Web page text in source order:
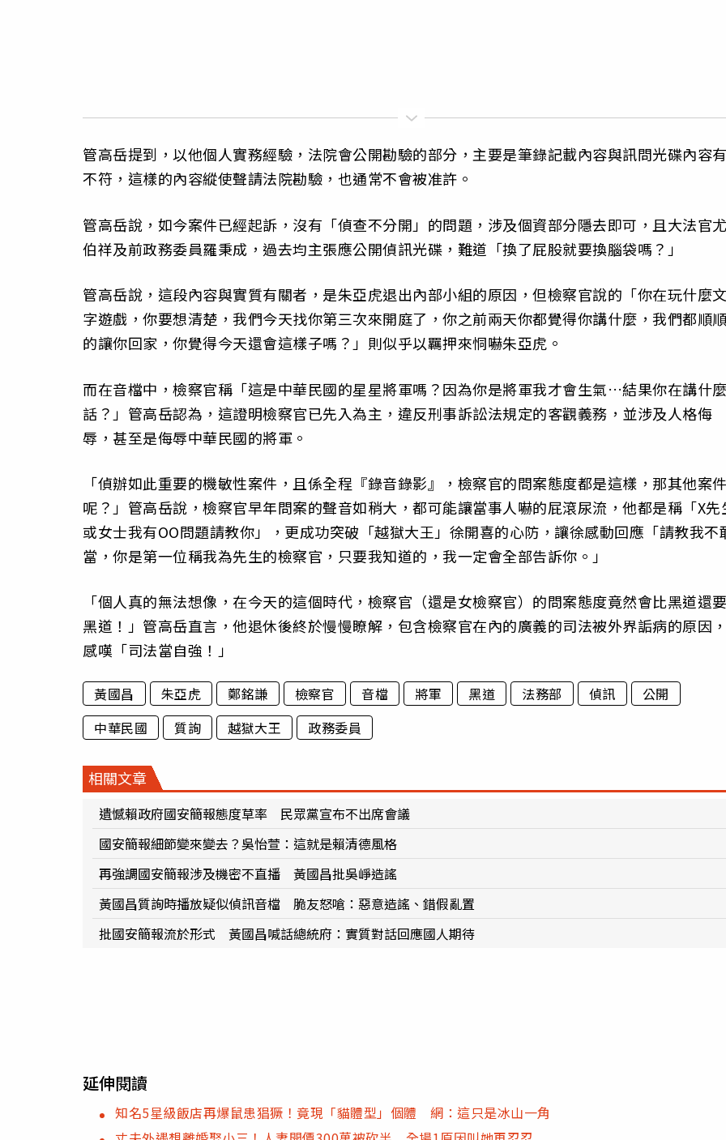
管高岳提到，以他個人實務經驗，法院會公開勘驗的部分，主要是筆錄記載內容與訊問光碟內容
不符，這樣的內容縱使聲請法院勘驗，也通常不會被准許。
管高岳說，如今案件已經起訴，沒有「偵查不分開」的問題，涉及個資部分隱去即可，且大法官
伯祥及前政務委員羅秉成，過去均主張應公開偵訊光碟，難道「換了屁股就要換腦袋嗎？」
管高岳說，這段內容與實質有關者，是朱亞虎退出內部小組的原因，但檢察官說的「你在玩什麼
字遊戲，你要想清楚，我們今天找你第三次來開庭了，你之前兩天你都覺得你講什麼，我們都順
的讓你回家，你覺得今天還會這樣子嗎？」則似乎以羈押來恫嚇朱亞虎。
而在音檔中，檢察官稱「這是中華民國的星星將軍嗎？因為你是將軍我才會生氣…結果你在講什
話？」管高岳認為，這證明檢察官已先入為主，違反刑事訴訟法規定的客觀義務，並涉及人格侮
辱，甚至是侮辱中華民國的將軍。
「偵辦如此重要的機敏性案件，且係全程『錄音錄影』，檢察官的問案態度都是這樣，那其他案
呢？」管高岳說，檢察官早年問案的聲音如稍大，都可能讓當事人嚇的屁滾尿流，他都是稱「X先
或女士我有OO問題請教你」，更成功突破「越獄大王」徐開喜的心防，讓徐感動回應「請教我不
當，你是第一位稱我為先生的檢察官，只要我知道的，我一定會全部告訴你。」
「個人真的無法想像，在今天的這個時代，檢察官（還是女檢察官）的問案態度竟然會比黑道還
黑道！」管高岳直言，他退休後終於慢慢瞭解，包含檢察官在內的廣義的司法被外界詬病的原因
感嘆「司法當自強！」
黃國昌 朱亞虎 鄭銘謙 檢察官 音檔 將軍 黑道 法務部 偵訊
公開
中華民國
質詢 越獄大王 政務委員
相關文章
遺憾賴政府國安簡報態度草率 民眾黨宣布不出席會議
國安簡報細節變來變去？吳怡萱：這就是賴清德風格
再強調國安簡報涉及機密不直播 黃國昌批吳崢造謠
黃國昌質詢時播放疑似偵訊音檔 脆友怒嗆：惡意造謠、錯假亂置
批國安簡報流於形式 黃國昌喊話總統府：實質對話回應國人期待
延伸閱讀
知名5星級飯店再爆鼠患猖獗！竟現「貓體型」個體 網：這只是冰山一角